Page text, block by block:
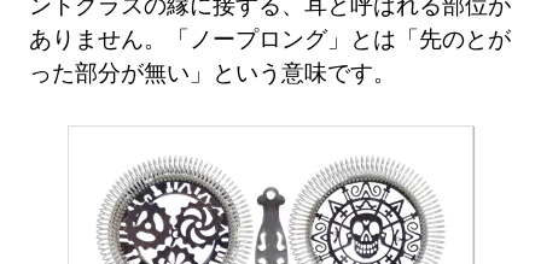
ありません。「ノープロング」とは「先のとが
った部分が無い」という意味です。